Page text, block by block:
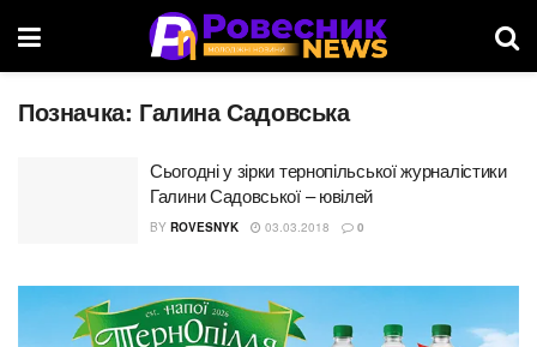
Позначка: Галина Садовська
Сьогодні у зірки тернопільської журналістики
Галини Садовської – ювілей
BY ROVESNYK 03.03.2018 0